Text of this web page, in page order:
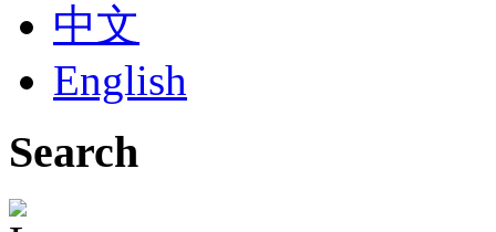
中文
English
Search